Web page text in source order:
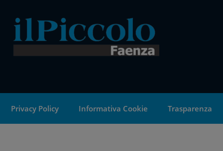
Privacy Policy Informativa Cookie Trasparenza